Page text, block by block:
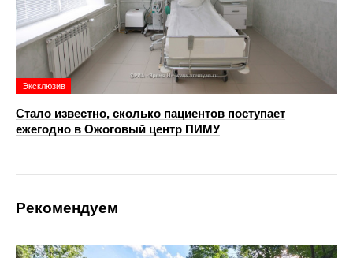
Эксклюзив
Стало известно, сколько пациентов поступает
ежегодно в Ожоговый центр ПИМУ
Рекомендуем